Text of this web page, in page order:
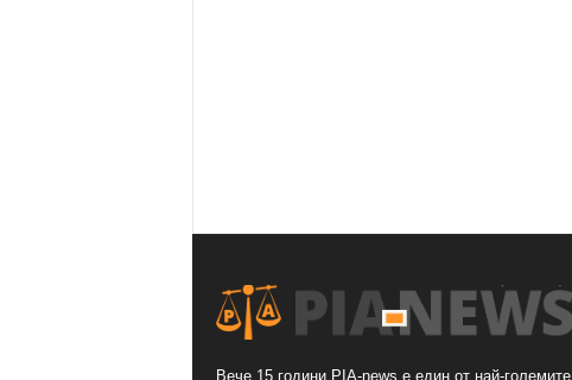
Вече 15 години PIA-news е един от най-големите